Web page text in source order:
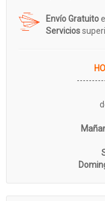
Envío Gratuito
Servicios